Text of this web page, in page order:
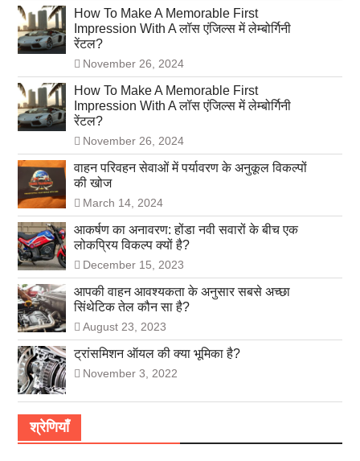
How To Make A Memorable First
Impression With A लॉस एंजिल्स में लेम्बोर्गिनी
रेंटल?
November 26, 2024
How To Make A Memorable First
Impression With A लॉस एंजिल्स में लेम्बोर्गिनी
रेंटल?
November 26, 2024
वाहन परिवहन सेवाओं में पर्यावरण के अनुकूल विकल्पों
की खोज
March 14, 2024
आकर्षण का अनावरण: होंडा नवी सवारों के बीच एक
लोकप्रिय विकल्प क्यों है?
December 15, 2023
आपकी वाहन आवश्यकता के अनुसार सबसे अच्छा
सिंथेटिक तेल कौन सा है?
August 23, 2023
ट्रांसमिशन ऑयल की क्या भूमिका है?
November 3, 2022
श्रेणियाँ